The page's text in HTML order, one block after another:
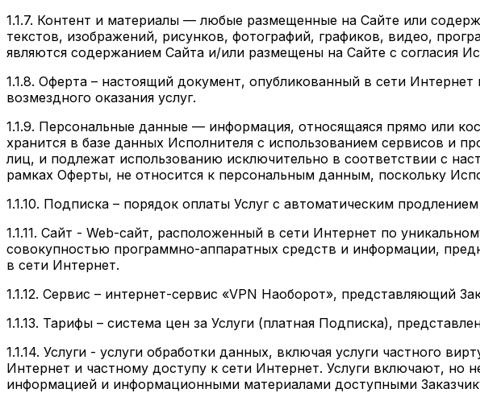
1.1.7. Контент и материалы — любые размещенные на Сайте или
текстов, изображений, рисунков, фотографий, графиков, видео,
являются содержанием Сайта и/или размещены на Сайте с согласия
1.1.8. Оферта – настоящий документ, опубликованный в сети
возмездного оказания услуг.
1.1.9. Персональные данные — информация, относящаяся прямо или
хранится в базе данных Исполнителя с использованием сервисов и
лиц, и подлежат использованию исключительно в соответствии с
рамках Оферты, не относится к персональным данным, поскольку
1.1.10. Подписка – порядок оплаты Услуг с автоматическим
1.1.11. Сайт - Web-сайт, расположенный в сети Интернет по
совокупностью программно-аппаратных средств и информации,
в сети Интернет.
1.1.12. Сервис – интернет-сервис «VPN Наоборот», представляющий
1.1.13. Тарифы – система цен за Услуги (платная Подписка),
1.1.14. Услуги - услуги обработки данных, включая услуги частного
Интернет и частному доступу к сети Интернет. Услуги включают,
информацией и информационными материалами доступными